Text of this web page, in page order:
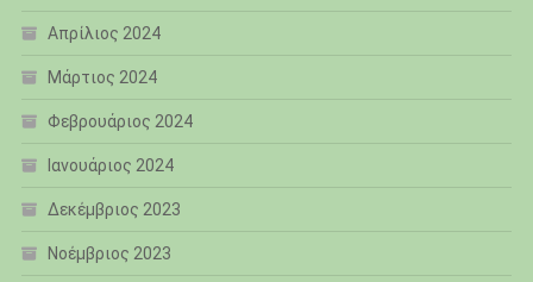
Απρίλιος 2024
Μάρτιος 2024
Φεβρουάριος 2024
Ιανουάριος 2024
Δεκέμβριος 2023
Νοέμβριος 2023